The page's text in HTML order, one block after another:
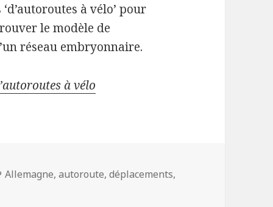
à vélo’ pour
le modèle de
réseau embryonnaire.
à vélo
Mots-
Allemagne,autoroute,déplacements,